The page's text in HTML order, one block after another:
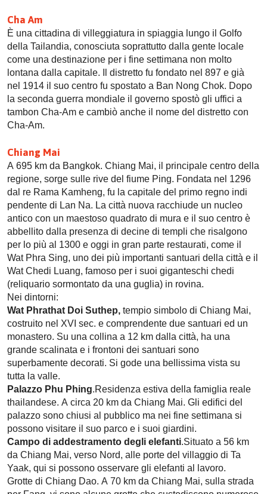
Cha Am
È una cittadina di villeggiatura in spiaggia lungo il Golfo
della Tailandia, conosciuta soprattutto dalla gente locale
come una destinazione per i fine settimana non molto
lontana dalla capitale. Il distretto fu fondato nel 897 e già
nel 1914 il suo centro fu spostato a Ban Nong Chok. Dopo
la seconda guerra mondiale il governo spostò gli uffici a
tambon Cha-Am e cambiò anche il nome del distretto con
Cha-Am.
Chiang Mai
A 695 km da Bangkok. Chiang Mai, il principale centro della
regione, sorge sulle rive del fiume Ping. Fondata nel 1296
dal re Rama Kamheng, fu la capitale del primo regno indi
pendente di Lan Na. La città nuova racchiude un nucleo
antico con un maestoso quadrato di mura e il suo centro è
abbellito dalla presenza di decine di templi che risalgono
per lo più al 1300 e oggi in gran parte restaurati, come il
Wat Phra Sing, uno dei più importanti santuari della città e il
Wat Chedi Luang, famoso per i suoi giganteschi chedi
(reliquario sormontato da una guglia) in rovina.
Nei dintorni:
Wat Phrathat Doi Suthep,tempio simbolo di Chiang Mai,
costruito nel XVI sec. e comprendente due santuari ed un
monastero. Su una collina a 12 km dalla città, ha una
grande scalinata e i frontoni dei santuari sono
superbamente decorati. Si gode una bellissima vista su
tutta la valle.
Palazzo Phu Phing.Residenza estiva della famiglia reale
thailandese. A circa 20 km da Chiang Mai. Gli edifici del
palazzo sono chiusi al pubblico ma nei fine settimana si
possono visitare il suo parco e i suoi giardini.
Campo di addestramento degli elefanti.Situato a 56 km
da Chiang Mai, verso Nord, alle porte del villaggio di Ta
Yaak, qui si possono osservare gli elefanti al lavoro.
Grotte di Chiang Dao. A 70 km da Chiang Mai, sulla strada